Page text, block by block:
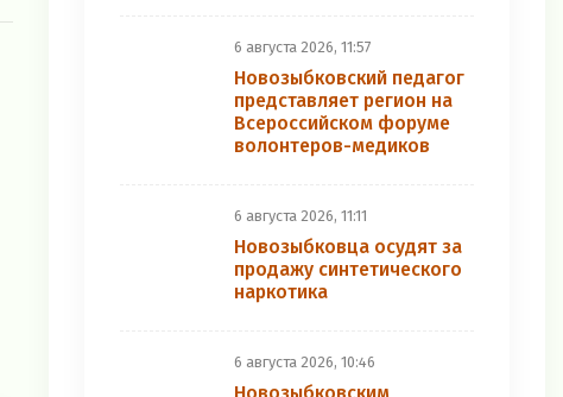
6 августа 2026, 11:57
Новозыбковский педагог
представляет регион на
Всероссийском форуме
волонтеров-медиков
6 августа 2026, 11:11
Новозыбковца осудят за
продажу синтетического
наркотика
6 августа 2026, 10:46